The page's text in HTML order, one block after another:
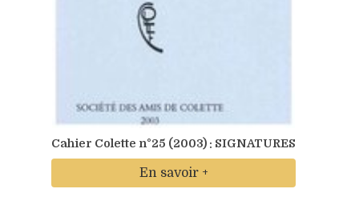
Cahier Colette n°25 (2003) : SIGNATURES
En savoir +